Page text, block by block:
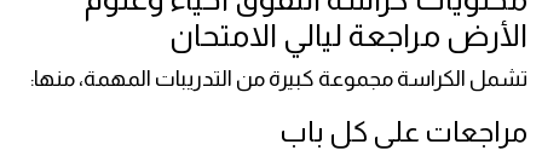
الأرض مراجعة ليالي الامتحان
تشمل الكراسة مجموعة كبيرة من التدريبات المهمة، منها:
مراجعات على كل باب